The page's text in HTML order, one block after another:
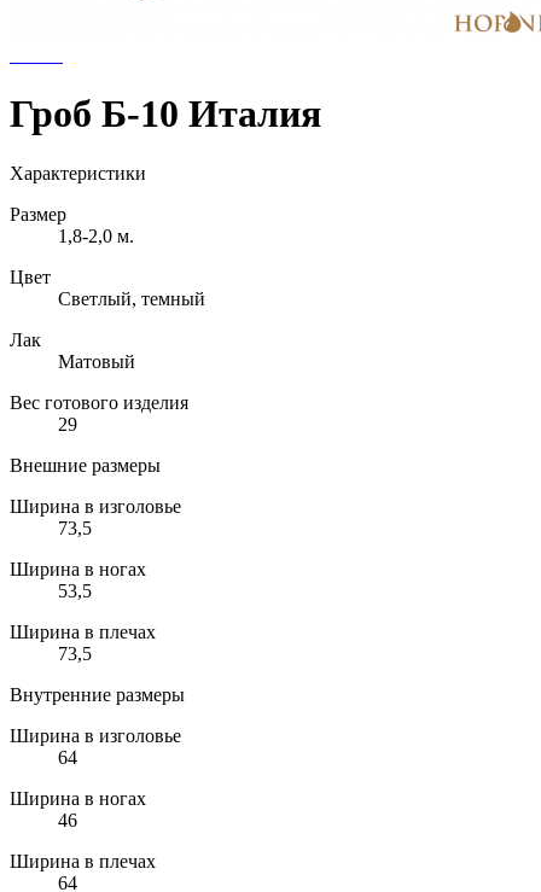
Гроб Б-10 Италия
Характеристики
Размер
1,8-2,0 м.
Цвет
Светлый, темный
Лак
Матовый
Вес готового изделия
29
Внешние размеры
Ширина в изголовье
73,5
Ширина в ногах
53,5
Ширина в плечах
73,5
Внутренние размеры
Ширина в изголовье
64
Ширина в ногах
46
Ширина в плечах
64